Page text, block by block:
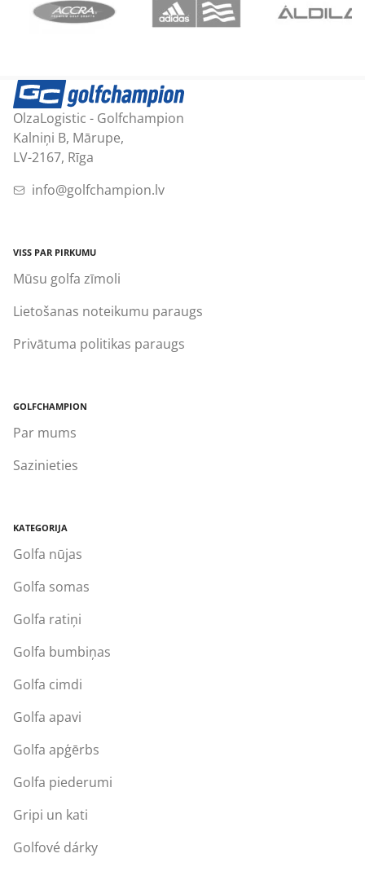
OlzaLogistic - Golfchampion
Kalniņi B, Mārupe,
LV-2167, Rīga
info@golfchampion.lv
VISS PAR PIRKUMU
Mūsu golfa zīmoli
Lietošanas noteikumu paraugs
Privātuma politikas paraugs
GOLFCHAMPION
Par mums
Sazinieties
KATEGORIJA
Golfa nūjas
Golfa somas
Golfa ratiņi
Golfa bumbiņas
Golfa cimdi
Golfa apavi
Golfa apģērbs
Golfa piederumi
Gripi un kati
Golfové dárky